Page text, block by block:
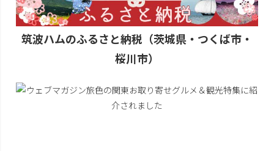
筑波ハムのふるさと納税（茨城県・つくば市・
桜川市）